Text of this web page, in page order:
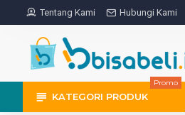
Tentang Kami Hubungi Kami
KATEGORI PRODUK
Promo